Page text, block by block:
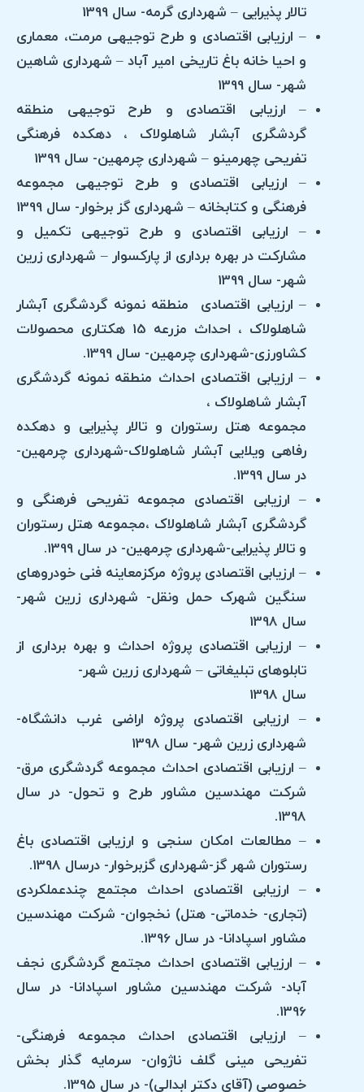
تالار پذیرایی – شهرداری گرمه- سال 1399
– ارزیابی اقتصادی و طرح توجیهی مرمت، معماری
و احیا خانه باغ تاریخی امیر آباد – شهرداری شاهین
شهر- سال 1399
– ارزیابی اقتصادی و طرح توجیهی منطقه
گردشگری آبشار شاهلولاک ، دهکده فرهنگی
تفریحی چهرمینو – شهرداری چرمهین- سال 1399
– ارزیابی اقتصادی و طرح توجیهی مجموعه
فرهنگی و کتابخانه – شهرداری گز برخوار- سال 1399
– ارزیابی اقتصادی و طرح توجیهی تکمیل و
مشارکت در بهره برداری از پارکسوار – شهرداری زرین
شهر- سال 1399
– ارزیابی اقتصادی منطقه نمونه گردشگری آبشار
شاهلولاک ، احداث مزرعه 15 هکتاری محصولات
کشاورزی-شهرداری چرمهین- سال 1399.
– ارزیابی اقتصادی احداث منطقه نمونه گردشگری
آبشار شاهلولاک ،
مجموعه هتل رستوران و تالار پذیرایی و دهکده
رفاهی ویلایی آبشار شاهلولاک-شهرداری چرمهین-
در سال 1399.
– ارزیابی اقتصادی مجموعه تفریحی فرهنگی و
گردشگری آبشار شاهلولاک ،مجموعه هتل رستوران
و تالار پذیرایی-شهرداری چرمهین- در سال 1399.
– ارزیابی اقتصادی پروژه مرکزمعاینه فنی خودروهای
سنگین شهرک حمل ونقل- شهرداری زرین شهر-
سال 1398
– ارزیابی اقتصادی پروژه احداث و بهره برداری از
تابلوهای تبلیغاتی – شهرداری زرین شهر-
سال 1398
– ارزیابی اقتصادی پروژه اراضی غرب دانشگاه-
شهرداری زرین شهر- سال 1398
– ارزیابی اقتصادی احداث مجموعه گردشگری مرق-
شرکت مهندسین مشاور طرح و تحول- در سال
1398.
– مطالعات امکان سنجی و ارزیابی اقتصادی باغ
رستوران شهر گز-شهرداری گزبرخوار- درسال 1398.
– ارزیابی اقتصادی احداث مجتمع چندعملکردی
(تجاری- خدماتی- هتل) نخجوان- شرکت مهندسین
مشاور اسپادانا- در سال 1396.
– ارزیابی اقتصادی احداث مجتمع گردشگری نجف
آباد- شرکت مهندسین مشاور اسپادانا- در سال
1396.
– ارزیابی اقتصادی احداث مجموعه فرهنگی-
تفریحی مینی گلف ناژوان- سرمایه گذار بخش
خصوصی (آقای دکتر ابدالی)- در سال 1395.